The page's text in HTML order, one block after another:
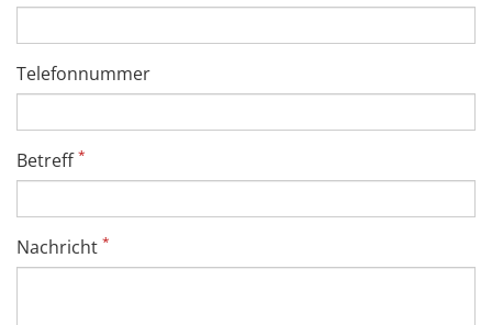
Telefonnummer
Betreff*
Nachricht *